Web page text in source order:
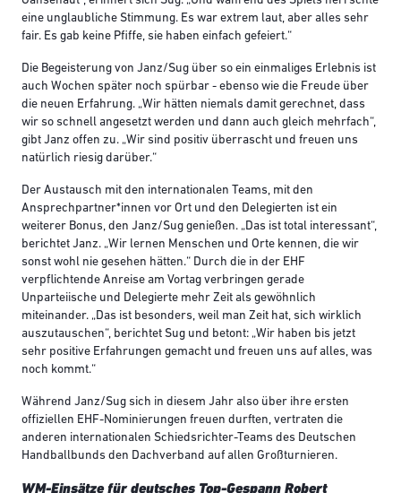
eine unglaubliche Stimmung. Es war extrem laut, aber alles sehr
fair. Es gab keine Pfiffe, sie haben einfach gefeiert.“
Die Begeisterung von Janz/Sug über so ein einmaliges Erlebnis ist
auch Wochen später noch spürbar - ebenso wie die Freude über
die neuen Erfahrung. „Wir hätten niemals damit gerechnet, dass
wir so schnell angesetzt werden und dann auch gleich mehrfach“,
gibt Janz offen zu. „Wir sind positiv überrascht und freuen uns
natürlich riesig darüber.“
Der Austausch mit den internationalen Teams, mit den
Ansprechpartner*innen vor Ort und den Delegierten ist ein
weiterer Bonus, den Janz/Sug genießen. „Das ist total interessant“,
berichtet Janz. „Wir lernen Menschen und Orte kennen, die wir
sonst wohl nie gesehen hätten.“ Durch die in der EHF
verpflichtende Anreise am Vortag verbringen gerade
Unparteiische und Delegierte mehr Zeit als gewöhnlich
miteinander. „Das ist besonders, weil man Zeit hat, sich wirklich
auszutauschen“, berichtet Sug und betont: „Wir haben bis jetzt
sehr positive Erfahrungen gemacht und freuen uns auf alles, was
noch kommt.“
Während Janz/Sug sich in diesem Jahr also über ihre ersten
offiziellen EHF-Nominierungen freuen durften, vertraten die
anderen internationalen Schiedsrichter-Teams des Deutschen
Handballbunds den Dachverband auf allen Großturnieren.
WM-Einsätze für deutsches Top-Gespann Robert